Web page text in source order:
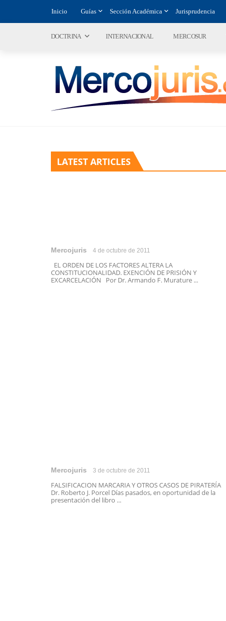
Inicio Guías Sección Académica Jurisprudencia
DOCTRINA INTERNACIONAL MERCOSUR
LATEST ARTICLES
Mercojuris 4 de octubre de 2011
EL ORDEN DE LOS FACTORES ALTERA LA
CONSTITUCIONALIDAD. EXENCIÓN DE PRISIÓN Y
EXCARCELACIÓN Por Dr. Armando F. Murature ...
Mercojuris 3 de octubre de 2011
FALSIFICACION MARCARIA Y OTROS CASOS DE PIRATERÍA
Dr. Roberto J. Porcel Días pasados, en oportunidad de la
presentación del libro ...